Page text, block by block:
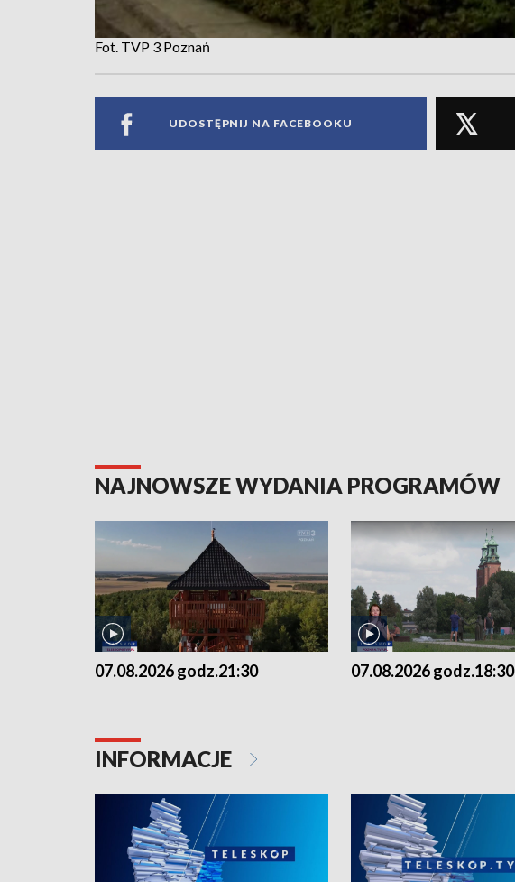
Fot. TVP 3 Poznań
UDOSTĘPNIJ NA FACEBOOKU
NAJNOWSZE WYDANIA PROGRAMÓW
07.08.2026 godz.21:30 07.08.2026 godz.18:30
INFORMACJE